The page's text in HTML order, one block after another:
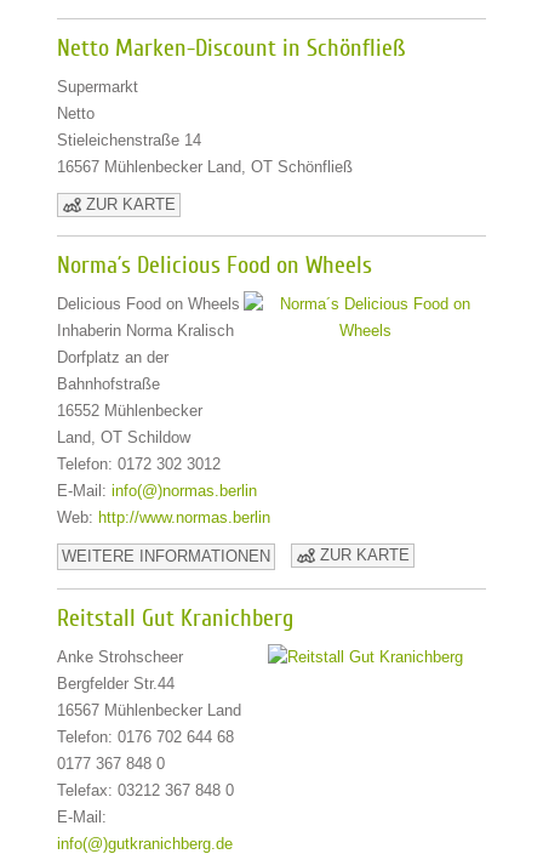
Netto Marken-Discount in Schönfließ
Supermarkt
Netto
Stieleichenstraße 14
16567 Mühlenbecker Land, OT Schönfließ
ZUR KARTE
Norma´s Delicious Food on Wheels
Delicious Food on Wheels
Inhaberin Norma Kralisch
Dorfplatz an der
Bahnhofstraße
16552 Mühlenbecker
Land, OT Schildow
Telefon: 0172 302 3012
E-Mail: info(@)normas.berlin
Web: http://www.normas.berlin
WEITERE INFORMATIONEN ZUR KARTE
Reitstall Gut Kranichberg
Anke Strohscheer
Bergfelder Str.44
16567 Mühlenbecker Land
Telefon: 0176 702 644 68
0177 367 848 0
Telefax: 03212 367 848 0
E-Mail:
info(@)gutkranichberg.de